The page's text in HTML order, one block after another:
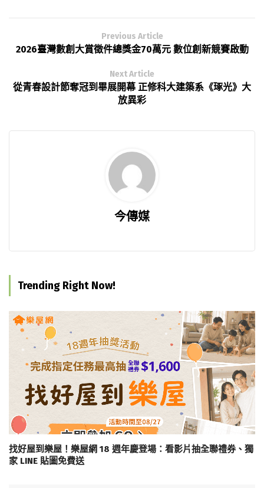
Previous Article
2026臺灣數創大賞徵件總獎金70萬元 數位創新競賽啟動
Next Article
從青春設計節奪冠到畢展開幕 正修科大建築系《琢光》大
放異彩
今傳媒
Trending Right Now!
找好屋到樂屋！樂屋網 18 週年慶登場：看影片抽全聯禮券、獨
家 LINE 貼圖免費送